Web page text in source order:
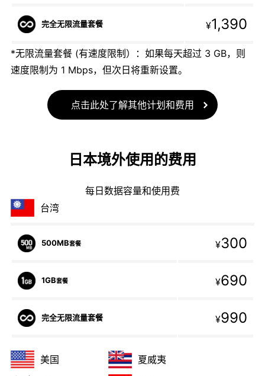
完全无限流量套餐 ¥1,390
*无限流量套餐 (有速度限制）：如果每天超过 3 GB，则
速度限制为 1 Mbps，但次日将重新设置。
点击此处了解其他计划和费用
日本境外使用的费用
每日数据容量和使用费
台湾
500MB套餐 ¥300
1GB套餐 ¥690
完全无限流量套餐 ¥990
美国
夏威夷